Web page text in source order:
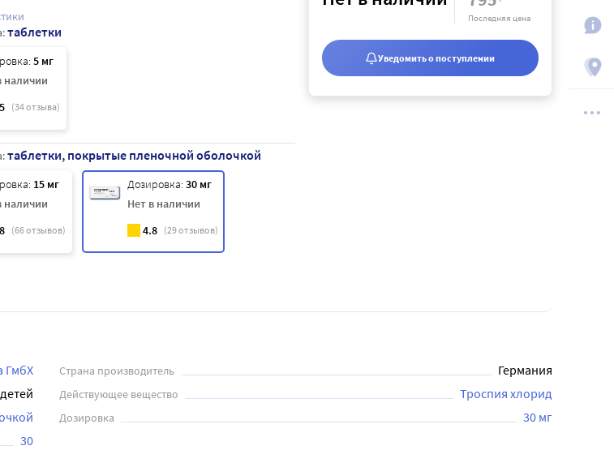
таблетки
5 мг
наличии
(34отзыва)
таблетки, покрытые пленочной оболочкой
15 мг
наличии
(66отзывов)
Дозировка: 30 мг
Нет в наличии
4.8
(29отзывов)
Последняя цена
Уведомить о поступлении
ГмбХ Страна производитель Германия
Действующее вещество Троспия хлорид
Дозировка 30 мг
30